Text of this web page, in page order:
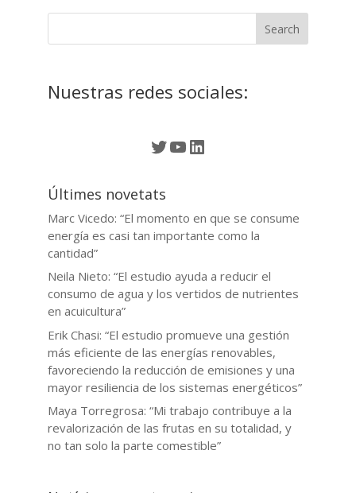
Nuestras redes sociales:
Twitter
YouTube
LinkedIn
Últimes novetats
Marc Vicedo: “El momento en que se consume
energía es casi tan importante como la
cantidad”
Neila Nieto: “El estudio ayuda a reducir el
consumo de agua y los vertidos de nutrientes
en acuicultura”
Erik Chasi: “El estudio promueve una gestión
más eficiente de las energías renovables,
favoreciendo la reducción de emisiones y una
mayor resiliencia de los sistemas energéticos”
Maya Torregrosa: “Mi trabajo contribuye a la
revalorización de las frutas en su totalidad, y
no tan solo la parte comestible”